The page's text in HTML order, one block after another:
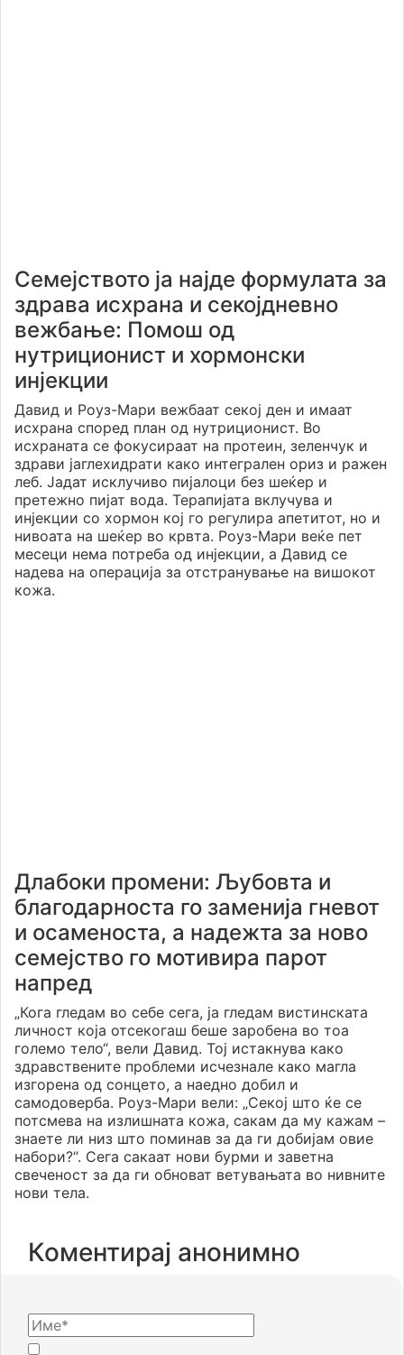
Семејството ја најде формулата за
здрава исхрана и секојдневно
вежбање: Помош од
нутриционист и хормонски
инјекции
Давид и Роуз-Мари вежбаат секој ден и имаат
исхрана според план од нутриционист. Во
исхраната се фокусираат на протеин, зеленчук и
здрави јаглехидрати како интегрален ориз и ражен
леб. Јадат исклучиво пијалоци без шеќер и
претежно пијат вода. Терапијата вклучува и
инјекции со хормон кој го регулира апетитот, но и
нивоата на шеќер во крвта. Роуз-Мари веќе пет
месеци нема потреба од инјекции, а Давид се
надева на операција за отстранување на вишокот
кожа.
Длабоки промени: Љубовта и
благодарноста го заменија гневот
и осаменоста, а надежта за ново
семејство го мотивира парот
напред
„Кога гледам во себе сега, ја гледам вистинската
личност која отсекогаш беше заробена во тоа
големо тело“, вели Давид. Тој истакнува како
здравствените проблеми исчезнале како магла
изгорена од сонцето, а наедно добил и
самодоверба. Роуз-Мари вели: „Секој што ќе се
потсмева на излишната кожа, сакам да му кажам –
знаете ли низ што поминав за да ги добијам овие
набори?“. Сега сакаат нови бурми и заветна
свеченост за да ги обноват ветувањата во нивните
нови тела.
Коментирај анонимно